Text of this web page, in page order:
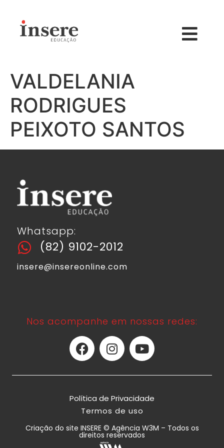
VALDELANIA
RODRIGUES
PEIXOTO SANTOS
Whatsapp:
(82) 9102-2012
insere@insereonline.com
Nos acompanhe em nossas redes:
Política de Privacidade
Termos de uso
Criação do site INSERE © Agência W3M – Todos os
direitos reservados